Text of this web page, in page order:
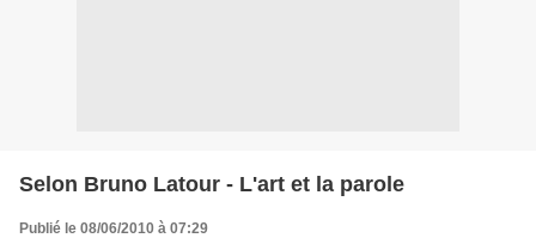
Selon Bruno Latour - L'art et la parole
Publié le 08/06/2010 à 07:29